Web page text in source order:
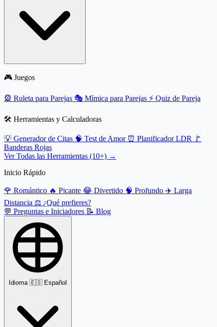
🎮 Juegos
🎡 Ruleta para Parejas 🎭 Mímica para Parejas ⚡ Quiz de Pareja
🛠️ Herramientas y Calculadoras
💡 Generador de Citas 🧠 Test de Amor ⏰ Planificador LDR
🚩
Banderas Rojas
Ver Todas las Herramientas (10+) →
Inicio Rápido
🌹 Romántico 🔥 Picante 😂 Divertido 🧠 Profundo ✈️ Larga
Distancia ⚖️ ¿Qué prefieres?
💬 Preguntas e Iniciadores 📝 Blog
Idioma 🇪🇸 Español